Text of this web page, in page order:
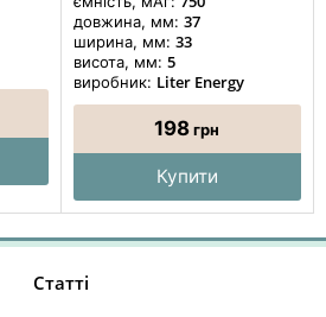
довжина, мм: 37
ширина, мм: 33
висота, мм: 5
виробник: Liter Energy
198грн
Купити
Статті